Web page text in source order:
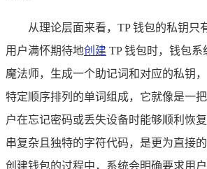
从理论层面来看，TP 钱包的私钥只
用户满怀期待地创建 TP 钱包时，钱包
魔法师，生成一个助记词和对应的私钥
特定顺序排列的单词组成，它就像是一
户在忘记密码或丢失设备时能够顺利恢
串复杂且独特的字符代码，是更为直接
创建钱包的过程中，系统会明确要求用